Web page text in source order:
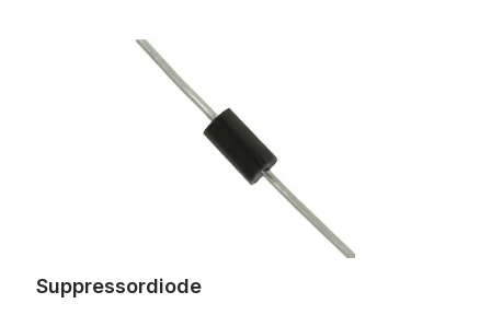
Suppressordiode